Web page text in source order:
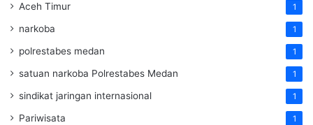
Aceh Timur 1
narkoba 1
polrestabes medan 1
satuan narkoba Polrestabes Medan 1
sindikat jaringan internasional 1
Pariwisata 1